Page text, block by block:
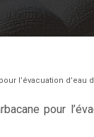
l’évacuation d’eau
pour